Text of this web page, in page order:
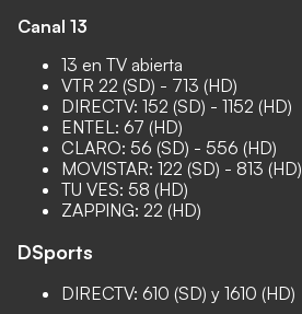
Canal 13
13 en TV abierta
VTR 22 (SD) - 713 (HD)
DIRECTV: 152 (SD) - 1152 (HD)
ENTEL: 67 (HD)
CLARO: 56 (SD) - 556 (HD)
MOVISTAR: 122 (SD) - 813 (HD)
TU VES: 58 (HD)
ZAPPING: 22 (HD)
DSports
DIRECTV: 610 (SD) y 1610 (HD)